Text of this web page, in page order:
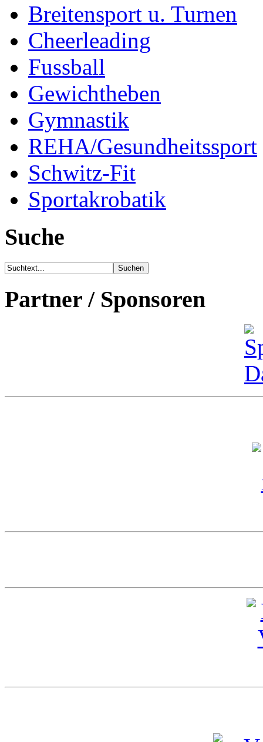
Breitensport u. Turnen
Cheerleading
Fussball
Gewichtheben
Gymnastik
REHA/Gesundheitssport
Schwitz-Fit
Sportakrobatik
Suche
Partner / Sponsoren